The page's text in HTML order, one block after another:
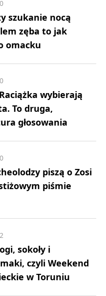
szukanie nocą
zęba to jak
omacku
wybierają
To druga,
głosowania
piszą o Zosi
piśmie
sokoły i
czyli Weekend
w Toruniu